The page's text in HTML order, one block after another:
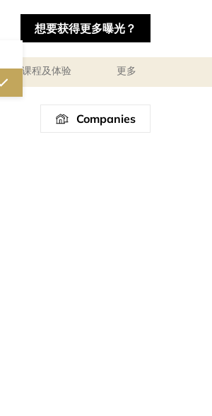
想要获得更多曝光？
课程及体验 更多
Companies